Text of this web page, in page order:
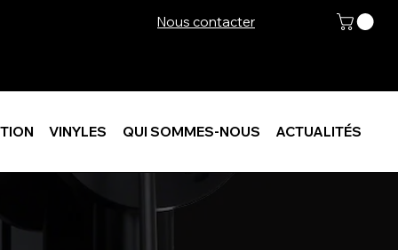
Nous contacter
VINYLES QUI SOMMES-NOUS ACTUALITÉS